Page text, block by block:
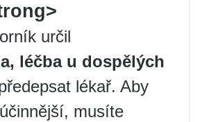
určil
léčba u dospělých
lékař. Aby
musíte